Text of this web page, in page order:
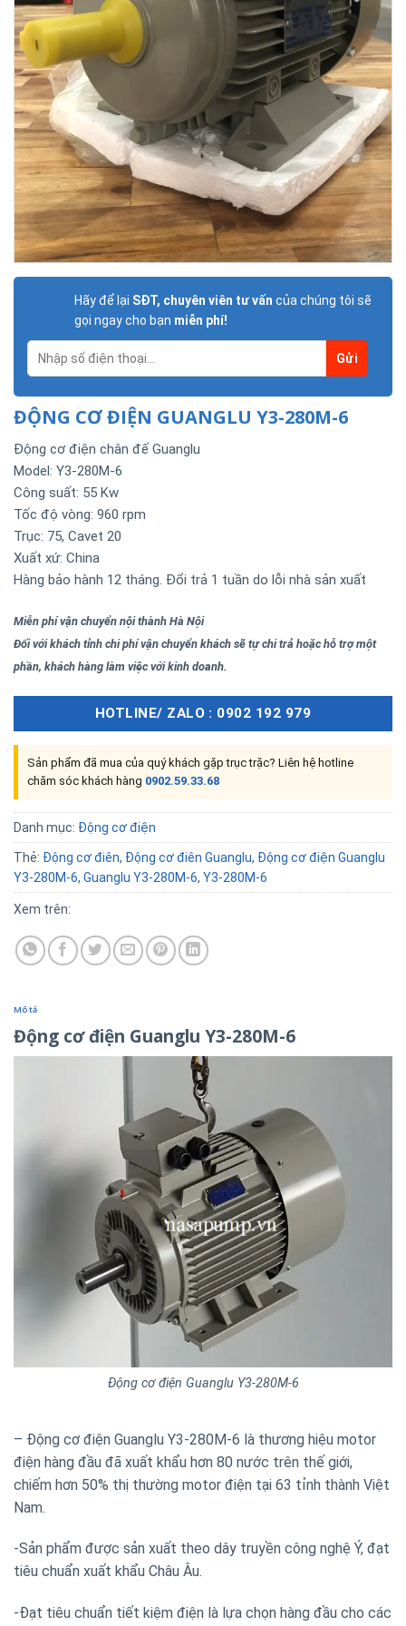
Hãy để lại SĐT, chuyên viên tư vấn của chúng tôi sẽ
gọi ngay cho bạn miễn phí!
ĐỘNG CƠ ĐIỆN GUANGLU Y3-280M-6
Động cơ điện chân đế Guanglu
Model: Y3-280M-6
Công suất: 55 Kw
Tốc độ vòng: 960 rpm
Trục: 75, Cavet 20
Xuất xứ: China
Hàng bảo hành 12 tháng. Đổi trả 1 tuần do lỗi nhà sản xuất
Miễn phí vận chuyển nội thành Hà Nội
Đối với khách tỉnh chi phí vận chuyển khách sẽ tự chi trả hoặc hỗ trợ một
phần, khách hàng làm việc với kinh doanh.
HOTLINE/ ZALO : 0902 192 979
Sản phẩm đã mua của quý khách gặp trục trặc? Liên hệ hotline
chăm sóc khách hàng 0902.59.33.68
Danh mục: Động cơ điện
Thẻ: Động cơ điên, Động cơ điên Guanglu, Động cơ điện Guanglu
Y3-280M-6, Guanglu Y3-280M-6, Y3-280M-6
Xem trên:
Mô tả
Động cơ điện Guanglu Y3-280M-6
Động cơ điện Guanglu Y3-280M-6
– Động cơ điện Guanglu Y3-280M-6 là thương hiệu motor
điện hàng đầu đã xuất khẩu hơn 80 nước trên thế giới,
chiếm hơn 50% thị thường motor điện tại 63 tỉnh thành Việt
Nam.
-Sản phẩm được sản xuất theo dây truyền công nghệ Ý, đạt
tiêu chuẩn xuất khẩu Châu Âu.
-Đạt tiêu chuẩn tiết kiệm điện là lựa chọn hàng đầu cho các